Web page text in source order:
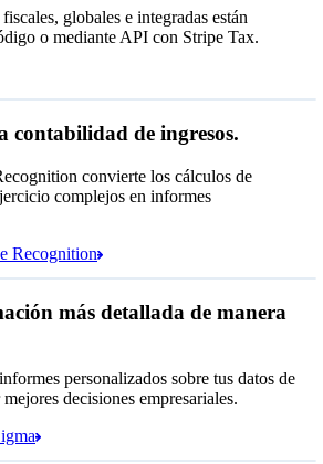
con una regla de bloqueo
la coincidencia de reglas
pagar hoy USD 275.27
globales e integradas están
o mediante API con Stripe Tax.
Cerrado
contabilidad de ingresos.
convierte los cálculos de
complejos en informes
Recognition
= 'FR'
más detallada de manera
personalizados sobre tus datos de
decisiones empresariales.